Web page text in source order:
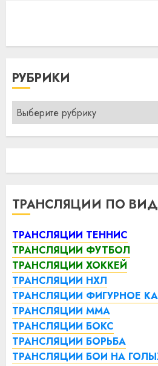
РУБРИКИ
Рубрики
ТРАНСЛЯЦИИ ПО
ТРАНСЛЯЦИИ ТЕННИС
ТРАНСЛЯЦИИ ФУТБОЛ
ТРАНСЛЯЦИИ ХОККЕЙ
ТРАНСЛЯЦИИ НХЛ
ТРАНСЛЯЦИИ ФИГУРНОЕ
ТРАНСЛЯЦИИ ММА
ТРАНСЛЯЦИИ БОКС
ТРАНСЛЯЦИИ БОРЬБА
ТРАНСЛЯЦИИ БОИ НА